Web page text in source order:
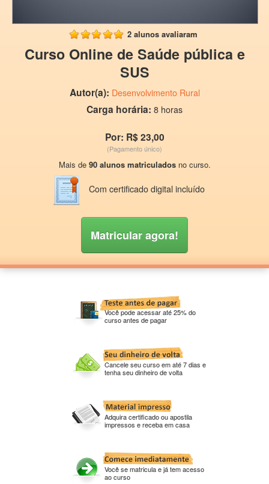
2 alunos avaliaram
Curso Online de Saúde pública e
SUS
Autor(a): Desenvolvimento Rural
Carga horária: 8 horas
Por: R$ 23,00
(Pagamento único)
Mais de 90 alunos matriculadosno curso.
Com certificado digital incluído
Matricular agora!
Você pode acessar até 25% do
curso antes de pagar
Cancele seu curso em até 7 dias e
tenha seu dinheiro de volta
Adquira certificado ou apostila
impressos e receba em casa
Você se matricula e já tem acesso
ao curso